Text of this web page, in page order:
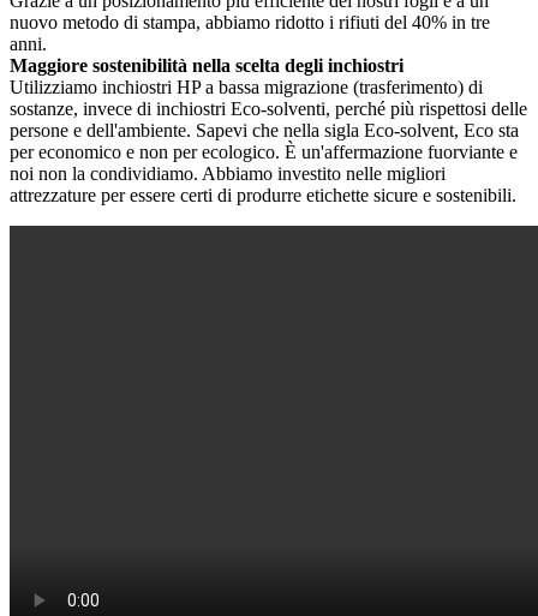
nuovo metodo di stampa, abbiamo ridotto i rifiuti del 40% in tre
anni.
Maggiore sostenibilità nella scelta degli inchiostri
Utilizziamo inchiostri HP a bassa migrazione (trasferimento) di
sostanze, invece di inchiostri Eco-solventi, perché più rispettosi delle
persone e dell'ambiente. Sapevi che nella sigla Eco-solvent, Eco sta
per economico e non per ecologico. È un'affermazione fuorviante e
noi non la condividiamo. Abbiamo investito nelle migliori
attrezzature per essere certi di produrre etichette sicure e sostenibili.